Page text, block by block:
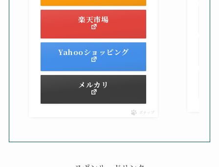
楽天市場
Yahooショッピング
メルカリ
ポチップ